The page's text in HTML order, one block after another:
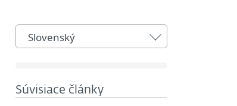
Slovenský
Súvisiace články